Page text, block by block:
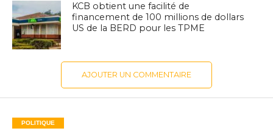
KCB obtient une facilité de
financement de 100 millions de dollars
US de la BERD pour les TPME
AJOUTER UN COMMENTAIRE
POLITIQUE